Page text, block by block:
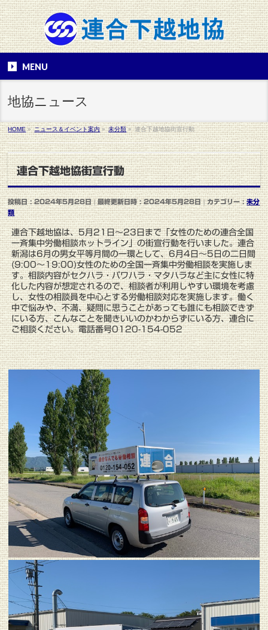
MENU
地協ニュース
HOME» ニュース＆イベント案内» 未分類» 連合下越地協街宣行動
連合下越地協街宣行動
投稿日 : 2024年5月28日 最終更新日時 : 2024年5月28日 カテゴリー :未分
類
連合下越地協は、5月21日～23日まで「女性のための連合全国
一斉集中労働相談ホットライン」の街宣行動を行いました。連合
新潟は6月の男女平等月間の一環として、6月4日～5日の二日間
(9:00～19:00)女性のための全国一斉集中労働相談を実施しま
す。相談内容がセクハラ・パワハラ・マタハラなど主に女性に特
化した内容が想定されるので、相談者が利用しやすい環境を考慮
し、女性の相談員を中心とする労働相談対応を実施します。働く
中で悩みや、不満、疑問に思うことがあっても誰にも相談できず
にいる方、こんなことを聞きいいのかわからずにいる方、連合に
ご相談ください。電話番号0120-154-052